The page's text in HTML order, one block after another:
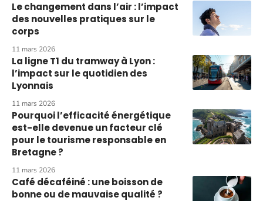
Le changement dans l’air : l’impact
des nouvelles pratiques sur le
corps
11 mars 2026
La ligne T1 du tramway à Lyon :
l’impact sur le quotidien des
Lyonnais
11 mars 2026
Pourquoi l’efficacité énergétique
est-elle devenue un facteur clé
pour le tourisme responsable en
Bretagne ?
11 mars 2026
Café décaféiné : une boisson de
bonne ou de mauvaise qualité ?